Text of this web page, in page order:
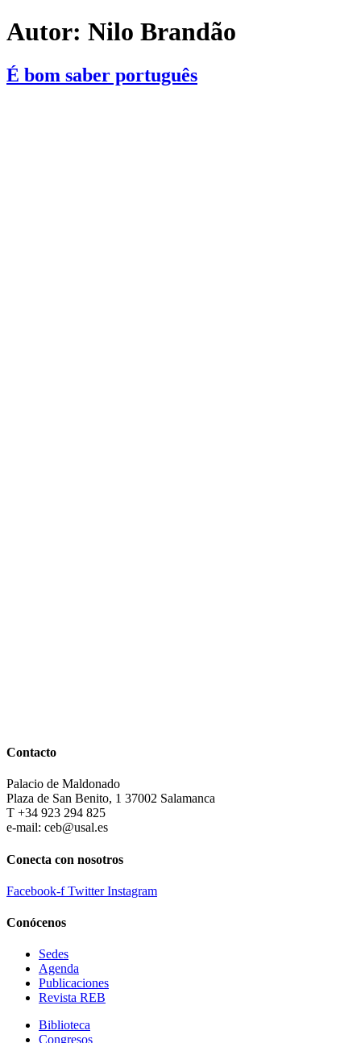
Autor: Nilo Brandão
É bom saber português
Contacto
Palacio de Maldonado
Plaza de San Benito, 1 37002 Salamanca
T +34 923 294 825
e-mail: ceb@usal.es
Conecta con nosotros
Facebook-f Twitter Instagram
Conócenos
Sedes
Agenda
Publicaciones
Revista REB
Biblioteca
Congresos